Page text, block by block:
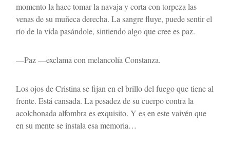
momento la hace tomar la navaja y corta con torpeza las
venas de su muñeca derecha. La sangre fluye, puede sentir el
río de la vida pasándole, sintiendo algo que cree es paz.
—Paz —exclama con melancolía Constanza.
Los ojos de Cristina se fijan en el brillo del fuego que tiene al
frente. Está cansada. La pesadez de su cuerpo contra la
acolchonada alfombra es exquisito. Y es en este vaivén que
en su mente se instala esa memoria…